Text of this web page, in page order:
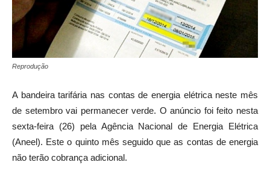
Reprodução
A bandeira tarifária nas contas de energia elétrica neste mês
de setembro vai permanecer verde. O anúncio foi feito nesta
sexta-feira (26) pela Agência Nacional de Energia Elétrica
(Aneel). Este o quinto mês seguido que as contas de energia
não terão cobrança adicional.